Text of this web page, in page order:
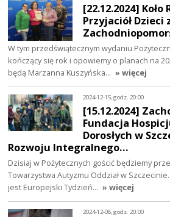
[22.12.2024] Koło
Przyjaciół Dzieci
W tym przedświątecznym wydaniu
kończący się rok i opowiemy o planach na
będą Marzanna Kuszyńska… » więcej
2024-12-15, godz. 20:00
[15.12.2024]
Fundacja
Dorosłych w
Rozwoju Integralnego…
Dzisiaj w Pożytecznych gościć będziemy
Towarzystwa Autyzmu Oddział w
jest Europejski Tydzień… » więcej
2024-12-08, godz. 20:00